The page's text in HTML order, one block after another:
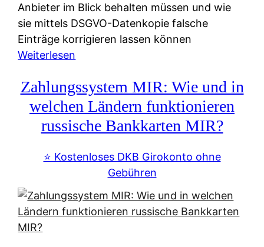
Anbieter im Blick behalten müssen und wie
sie mittels DSGVO-Datenkopie falsche
Einträge korrigieren lassen können
Weiterlesen
c
h
u
f
-
l
t
Zahlungssystem MIR: Wie und in
welchen Ländern funktionieren
russische Bankkarten MIR?
⭐️ Kostenloses DKB Girokonto ohne
Gebühren